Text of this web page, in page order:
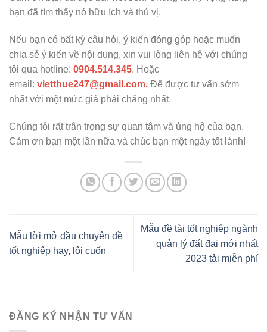
bạn đã tìm thấy nó hữu ích và thú vị.
Nếu bạn có bất kỳ câu hỏi, ý kiến đóng góp hoặc muốn
chia sẻ ý kiến về nội dung, xin vui lòng liên hệ với chúng
tôi qua hotline: 0904.514.345. Hoặc
email: vietthue247@gmail.com. Để được tư vấn sớm
nhất với một mức giá phải chăng nhất.
Chúng tôi rất trân trọng sự quan tâm và ủng hộ của bạn.
Cảm ơn bạn một lần nữa và chúc bạn một ngày tốt lành!
Mẫu lời mở đầu chuyên đề
tốt nghiệp hay, lôi cuốn
Mẫu đề tài tốt nghiệp ngành
quản lý đất đai mới nhất
2023 tải miễn phí
ĐĂNG KÝ NHẬN TƯ VẤN